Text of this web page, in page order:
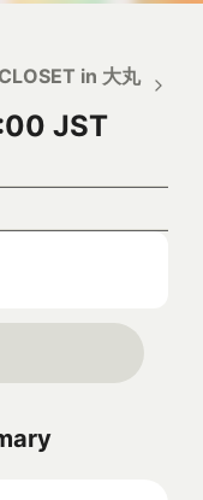
in 大丸
JST